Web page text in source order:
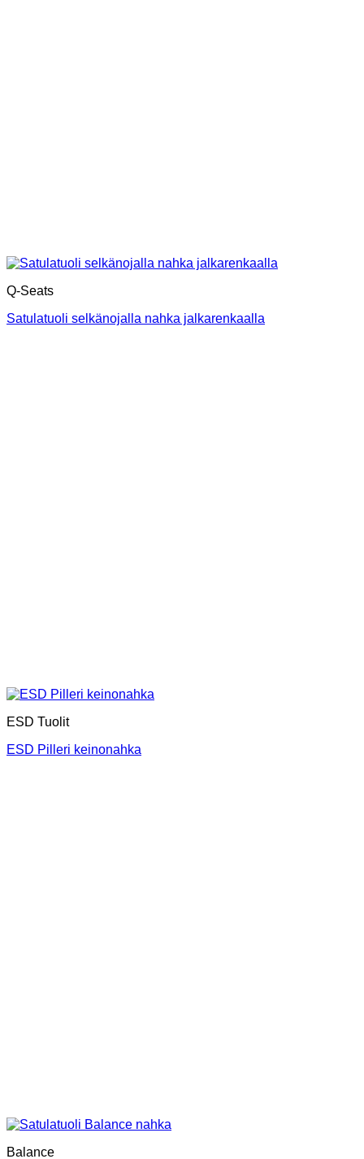
Q-Seats
Satulatuoli selkänojalla nahka jalkarenkaalla
ESD Tuolit
ESD Pilleri keinonahka
Balance